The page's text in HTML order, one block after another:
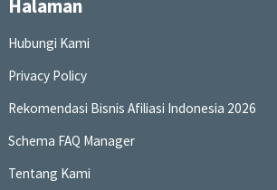
Halaman
Hubungi Kami
Privacy Policy
Rekomendasi Bisnis Afiliasi Indonesia 2026
Schema FAQ Manager
Tentang Kami